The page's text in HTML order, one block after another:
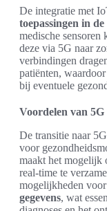
De integratie met
toepassingen in
medische sensoren
deze via 5G naar
verbindingen
patiënten,
bij eventuele
Voordelen van
De transitie naar
voor
maakt het mogelijk
real-time te
mogelijkheden voor
gegevens, wat